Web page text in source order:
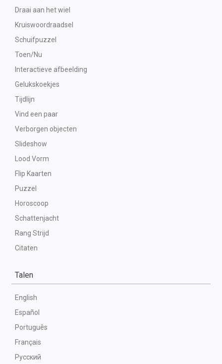
Draai aan het wiel
Kruiswoordraadsel
Schuifpuzzel
Toen/Nu
Interactieve afbeelding
Gelukskoekjes
Tijdlijn
Vind een paar
Verborgen objecten
Slideshow
Lood Vorm
Flip Kaarten
Puzzel
Horoscoop
Schattenjacht
Rang Strijd
Citaten
Talen
English
Español
Português
Français
Русский